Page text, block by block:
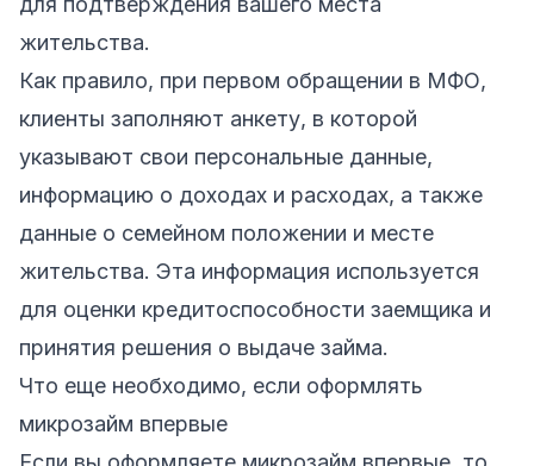
жительства.
Как правило, при первом обращении в МФО,
клиенты заполняют анкету, в которой
указывают свои персональные данные,
информацию о доходах и расходах, а также
данные о семейном положении и месте
жительства. Эта информация используется
для оценки кредитоспособности заемщика и
принятия решения о выдаче займа.
Что еще необходимо, если оформлять
микрозайм впервые